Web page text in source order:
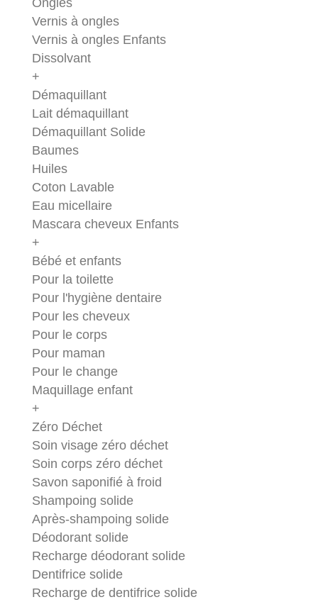
Ongles
Vernis à ongles
Vernis à ongles Enfants
Dissolvant
+
Démaquillant
Lait démaquillant
Démaquillant Solide
Baumes
Huiles
Coton Lavable
Eau micellaire
Mascara cheveux Enfants
+
Bébé et enfants
Pour la toilette
Pour l'hygiène dentaire
Pour les cheveux
Pour le corps
Pour maman
Pour le change
Maquillage enfant
+
Zéro Déchet
Soin visage zéro déchet
Soin corps zéro déchet
Savon saponifié à froid
Shampoing solide
Après-shampoing solide
Déodorant solide
Recharge déodorant solide
Dentifrice solide
Recharge de dentifrice solide